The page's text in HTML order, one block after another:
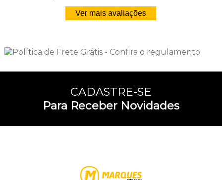
Ver mais avaliações
CADASTRE-SE
Para Receber Novidades